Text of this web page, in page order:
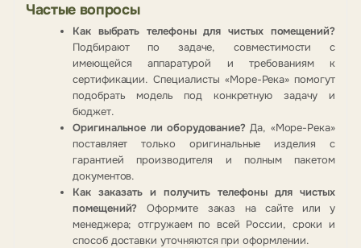
Частые вопросы
Как выбрать телефоны для чистых помещений?
Подбирают по задаче, совместимости с
имеющейся аппаратурой и требованиям к
сертификации. Специалисты «Море-Река» помогут
подобрать модель под конкретную задачу и
бюджет.
Оригинальное ли оборудование? Да, «Море-Река»
поставляет только оригинальные изделия с
гарантией производителя и полным пакетом
документов.
Как заказать и получить телефоны для чистых
помещений? Оформите заказ на сайте или у
менеджера; отгружаем по всей России, сроки и
способ доставки уточняются при оформлении.